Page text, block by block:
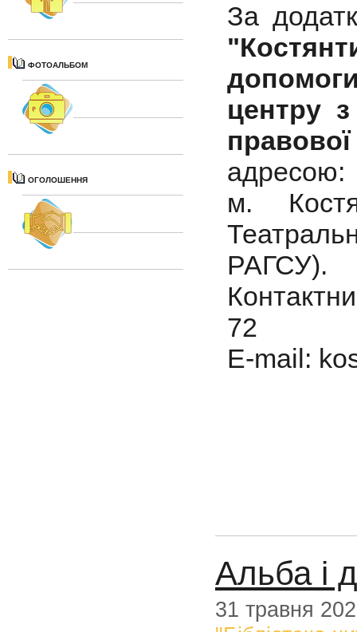
ФОТОАЛЬБОМ
ОГОЛОШЕННЯ
За
центру
адресою:
м.
РАГСУ).
72
E-mail:
Альба i
31 травня